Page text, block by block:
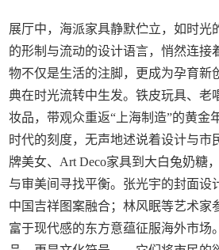
展厅中，海派家具静默伫立，如时光
的形制与流动的设计语言，悄然连接
物不仅是生活的注脚，更成为孕育新
典在时光流转中生发。铁皮玩具、老
妆品，带观众重返“上海制造”的黄金
时代的刻度，无声地述说着设计与市
牌美女、Art Deco家具到大白兔奶糖
与审美间寻找平衡。张光宇的封面设
中国吉祥图案融合；林风眠等艺术家
富于现代感的东方意蕴征服海外市场